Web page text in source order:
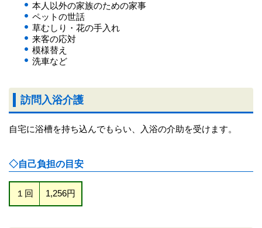
本人以外の家族のための家事
ペットの世話
草むしり・花の手入れ
来客の応対
模様替え
洗車など
訪問入浴介護
自宅に浴槽を持ち込んでもらい、入浴の介助を受けます。
◇自己負担の目安
１回 1,256円